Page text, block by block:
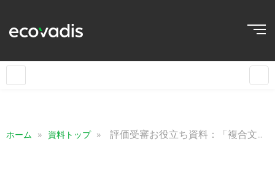
ホーム » 資料トップ » 評価受審お役立ち資料：「複合文書とは？提出可能な証明書ガイド」